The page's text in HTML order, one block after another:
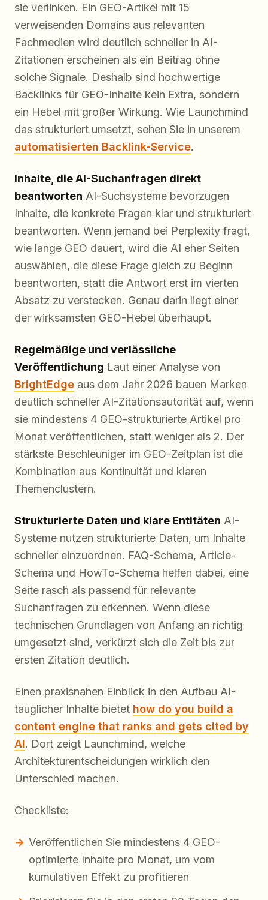
sie verlinken. Ein GEO-Artikel mit 15
verweisenden Domains aus relevanten
Fachmedien wird deutlich schneller in AI-
Zitationen erscheinen als ein Beitrag ohne
solche Signale. Deshalb sind hochwertige
Backlinks für GEO-Inhalte kein Extra, sondern
ein Hebel mit großer Wirkung. Wie Launchmind
das strukturiert umsetzt, sehen Sie in unserem
automatisierten Backlink-Service.
Inhalte, die AI-Suchanfragen direkt
beantworten AI-Suchsysteme bevorzugen
Inhalte, die konkrete Fragen klar und strukturiert
beantworten. Wenn jemand bei Perplexity fragt,
wie lange GEO dauert, wird die AI eher Seiten
auswählen, die diese Frage gleich zu Beginn
beantworten, statt die Antwort erst im vierten
Absatz zu verstecken. Genau darin liegt einer
der wirksamsten GEO-Hebel überhaupt.
Regelmäßige und verlässliche
Veröffentlichung Laut einer Analyse von
BrightEdge aus dem Jahr 2026 bauen Marken
deutlich schneller AI-Zitationsautorität auf, wenn
sie mindestens 4 GEO-strukturierte Artikel pro
Monat veröffentlichen, statt weniger als 2. Der
stärkste Beschleuniger im GEO-Zeitplan ist die
Kombination aus Kontinuität und klaren
Themenclustern.
Strukturierte Daten und klare Entitäten AI-
Systeme nutzen strukturierte Daten, um Inhalte
schneller einzuordnen. FAQ-Schema, Article-
Schema und HowTo-Schema helfen dabei, eine
Seite rasch als passend für relevante
Suchanfragen zu erkennen. Wenn diese
technischen Grundlagen von Anfang an richtig
umgesetzt sind, verkürzt sich die Zeit bis zur
ersten Zitation deutlich.
Einen praxisnahen Einblick in den Aufbau AI-
tauglicher Inhalte bietet how do you build a
content engine that ranks and gets cited by
AI. Dort zeigt Launchmind, welche
Architekturentscheidungen wirklich den
Unterschied machen.
Checkliste:
Veröffentlichen Sie mindestens 4 GEO-
optimierte Inhalte pro Monat, um vom
kumulativen Effekt zu profitieren